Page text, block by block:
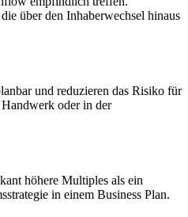
über den Inhaberwechsel hinaus
und reduzieren das Risiko für
oder in der
höhere Multiples als ein
in einem Business Plan.